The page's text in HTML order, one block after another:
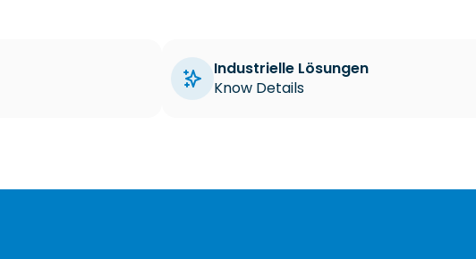
Industrielle Lösungen
Know Details